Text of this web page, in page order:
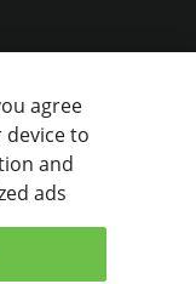
agree
to
and
ads